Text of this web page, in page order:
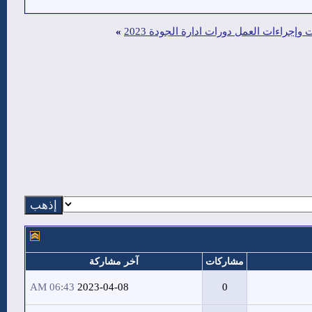
العمل دورات ادارة الجودة 2023 »
مشاركات آخر مشاركة
0
2023-04-08
06:43 AM